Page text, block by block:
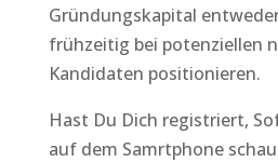
Gründungskapital
frühzeitig bei potenziellen
Kandidaten positionieren.
Hast Du Dich registriert,
auf dem Samrtphone